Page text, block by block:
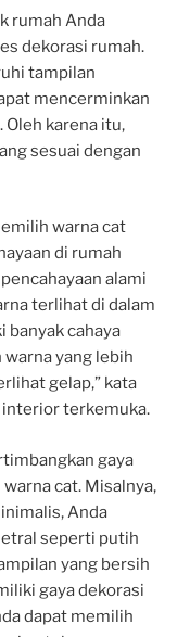
rumah Anda
dekorasi rumah.
tampilan
mencerminkan
Oleh karena itu,
sesuai dengan
warna cat
di rumah
alami
terlihat di dalam
banyak cahaya
yang lebih
gelap,” kata
interior terkemuka.
gaya
cat. Misalnya,
Anda
seperti putih
yang bersih
gaya dekorasi
dapat memilih